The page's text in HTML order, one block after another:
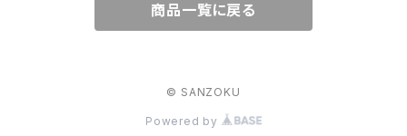
商品一覧に戻る
© SANZOKU
Powered by